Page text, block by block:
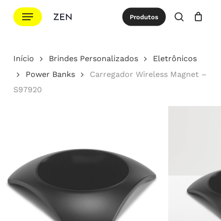
para
principal
Menu Produtos
procurar
Cotação Close
Início Brindes Personalizados
Eletrônicos
Power Banks
Carregador Wireless Magnet –
S97920